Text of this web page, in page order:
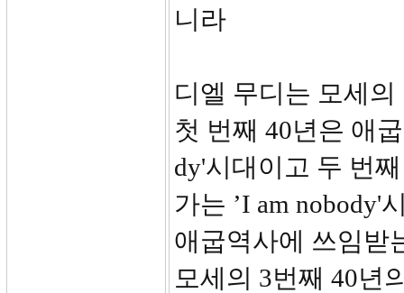
니라
디엘 무디는 모세
첫 번째 40년은 애
dy'시대이고 두 번
가는 ’I am nobody'
애굽역사에 쓰임받
모세의 3번째 40년